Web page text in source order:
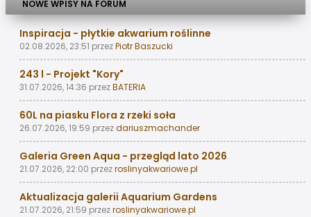
NOWE WPISY NA FORUM
Inspiracja - płytkie akwarium roślinne
02.08.2026, 23:51 przezPiotr Baszucki
243 l - Projekt "Kory"
31.07.2026, 14:36 przezBATERIA
60L na piasku Flora z rzeki soła
26.07.2026, 19:59 przezdariuszmachander
Galeria Green Aqua - przegląd lato 2026
21.07.2026, 22:00 przezroslinyakwariowe.pl
Aktualizacja galerii Aquarium Gardens
21.07.2026, 21:59 przezroslinyakwariowe.pl